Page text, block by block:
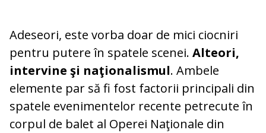
Adeseori, este vorba doar de mici ciocniri
pentru putere în spatele scenei. Alteori,
intervine şi naţionalismul. Ambele
elemente par să fi fost factorii principali din
spatele evenimentelor recente petrecute în
corpul de balet al Operei Naţionale din